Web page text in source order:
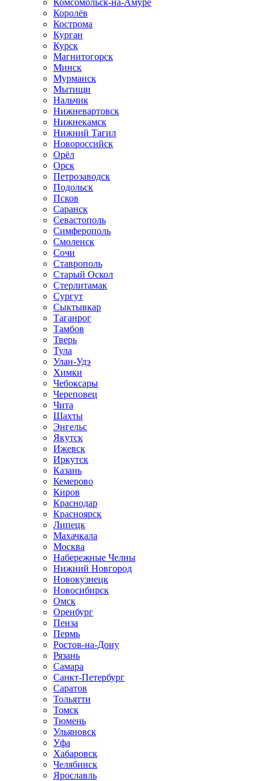
Комсомольск-на-Амуре
Королёв
Кострома
Курган
Курск
Магнитогорск
Минск
Мурманск
Мытищи
Нальчик
Нижневартовск
Нижнекамск
Нижний Тагил
Новороссийск
Орёл
Орск
Петрозаводск
Подольск
Псков
Саранск
Севастополь
Симферополь
Смоленск
Сочи
Ставрополь
Старый Оскол
Стерлитамак
Сургут
Сыктывкар
Таганрог
Тамбов
Тверь
Тула
Улан-Удэ
Химки
Чебоксары
Череповец
Чита
Шахты
Энгельс
Якутск
Ижевск
Иркутск
Казань
Кемерово
Киров
Краснодар
Красноярск
Липецк
Махачкала
Москва
Набережные Челны
Нижний Новгород
Новокузнецк
Новосибирск
Омск
Оренбург
Пенза
Пермь
Ростов-на-Дону
Рязань
Самара
Санкт-Петербург
Саратов
Тольятти
Томск
Тюмень
Ульяновск
Уфа
Хабаровск
Челябинск
Ярославль